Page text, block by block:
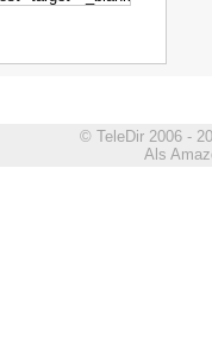
© TeleDir 2006 -
Als